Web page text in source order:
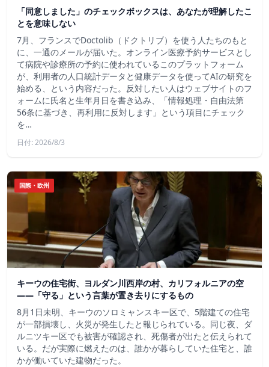
「同意しました」のチェックボックスは、あなたが理解したこ
とを意味しない
7月、フランスでDoctolib（ドクトリブ）を使う人たちのもと
に、一通のメールが届いた。オンライン医療予約サービスとし
て病院や診療所の予約に使われているこのプラットフォーム
が、利用者の人口統計データと健康データを使ってAIの研究を
始める、という内容だった。反対したい人はウェブサイトのフ
ォームに氏名と生年月日を書き込み、「情報処理・自由法第
56条に基づき、再利用に反対します」という項目にチェック
を…
日付: 2026/8/3
国際・欧州
キーウの住宅街、ヨルダン川西岸の村、カリフォルニアの空
——「守る」という言葉が置き去りにするもの
8月1日未明、キーウのソロミャンスキー区で、5階建ての住宅
が一部損壊し、火災が発生したと報じられている。同じ夜、ダ
ルニツキー区でも被害が確認され、死傷者が出たと伝えられて
いる。だが実際に燃えたのは、誰かが暮らしていた住宅と、誰
かが働いていた建物だった。